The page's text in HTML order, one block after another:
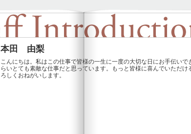
本田 由梨
こんにちは。私はこの仕事で皆様の一生に一度の大切な日にお手伝い
らいとても素敵な仕事だと思っています。もっと皆様に喜んでいただ
ろしくおねがいします。